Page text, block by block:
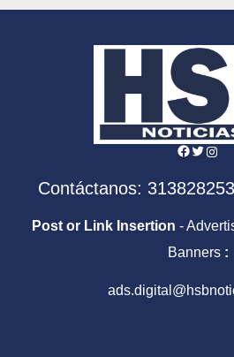
Facebook
Twitter
Contáctanos:
Post or Link Insertion -
Banners :